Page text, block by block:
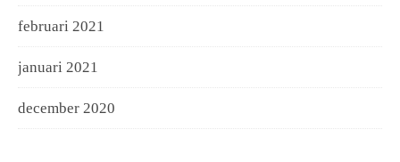
februari 2021
januari 2021
december 2020